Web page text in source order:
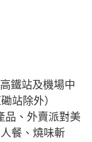
鐵站及機場中
站除外）
品、外賣派對美
餐、燒味斬